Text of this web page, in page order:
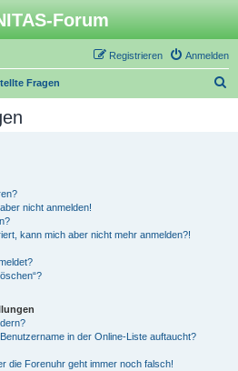
Forum
Anmelden
Registrieren
Fragen
nicht anmelden!
kann mich aber nicht mehr anmelden?!
in der Online-Liste auftaucht?
die Forenuhr geht immer noch falsch!